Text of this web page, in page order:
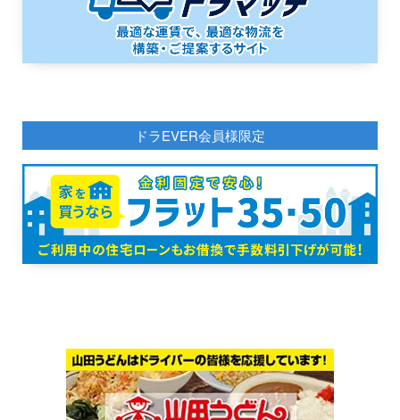
ドラEVER会員様限定